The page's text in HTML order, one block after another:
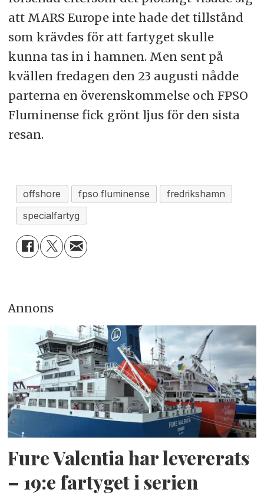
att MARS Europe inte hade det tillstånd
som krävdes för att fartyget skulle
kunna tas in i hamnen. Men sent på
kvällen fredagen den 23 augusti nådde
parterna en överenskommelse och FPSO
Fluminense fick grönt ljus för den sista
resan.
offshore fpso fluminense
fredrikshamn
specialfartyg
Annons
Fure Valentia har levererats
– 19:e fartyget i serien